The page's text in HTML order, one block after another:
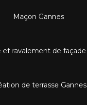
Maçon Gannes
ravalement de façade
de terrasse Gannes